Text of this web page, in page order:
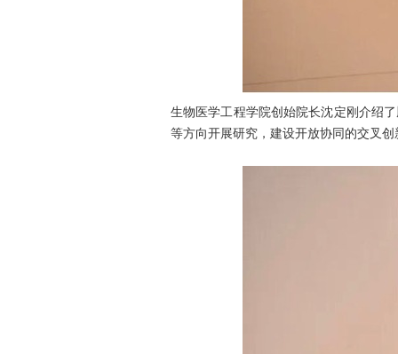
生物医学工程学院创始院长沈定刚介绍
等方向开展研究，建设开放协同的交叉创